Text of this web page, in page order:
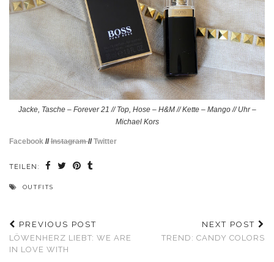
Jacke, Tasche – Forever 21 // Top, Hose – H&M // Kette – Mango // Uhr –
Michael Kors
Facebook //Instagram//Twitter
TEILEN:
OUTFITS
PREVIOUS POST
LÖWENHERZ LIEBT: WE ARE
IN LOVE WITH
NEXT POST
TREND: CANDY COLORS